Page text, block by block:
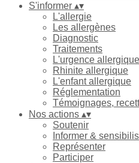
S'informer ▴▾
L'allergie
Les allergènes
Diagnostic
Traitements
L'urgence allergique
Rhinite allergique
L'enfant allergique
Réglementation
Témoignages,
Nos actions ▴▾
Soutenir
Informer &
Représenter
Participer